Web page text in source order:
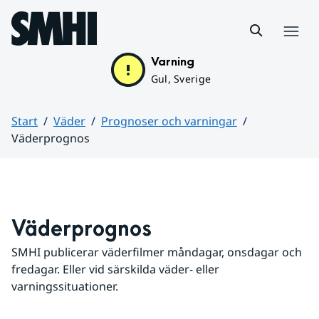
Hoppa till sidans innehåll
Varning
Gul, Sverige
Start Väder
Prognoser och varningar
Väderprognos
Väderprognos
SMHI publicerar väderfilmer måndagar, onsdagar och
fredagar. Eller vid särskilda väder- eller
varningssituationer.